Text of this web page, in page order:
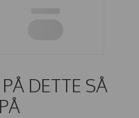
DETTE SÅ